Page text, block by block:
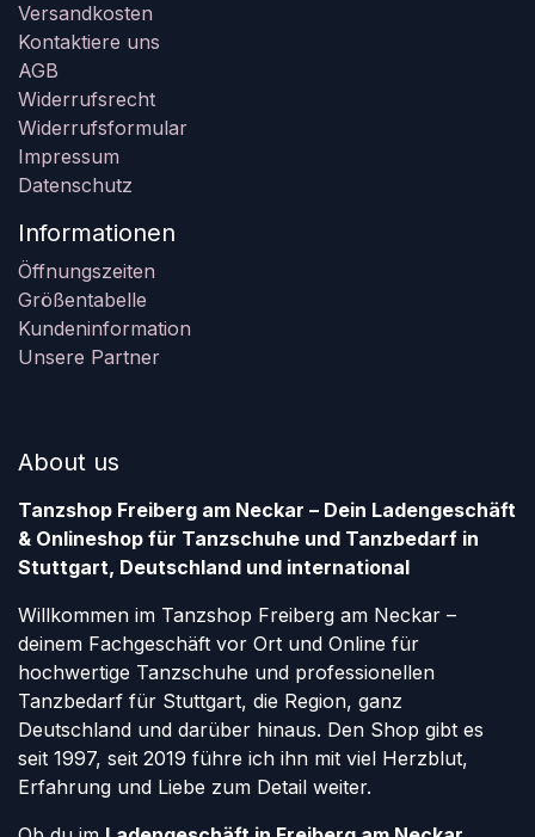
Versandkosten
Kontaktiere uns
AGB
Widerrufsrecht
Widerrufsformular
Impressum
Datenschutz
Informationen
Öffnungszeiten
Größentabelle
Kundeninformation
Unsere Partner
About us
Tanzshop Freiberg am Neckar – Dein Ladengeschäft
& Onlineshop für Tanzschuhe und Tanzbedarf in
Stuttgart, Deutschland und international
Willkommen im Tanzshop Freiberg am Neckar –
deinem Fachgeschäft vor Ort und Online für
hochwertige Tanzschuhe und professionellen
Tanzbedarf für Stuttgart, die Region, ganz
Deutschland und darüber hinaus. Den Shop gibt es
seit 1997, seit 2019 führe ich ihn mit viel Herzblut,
Erfahrung und Liebe zum Detail weiter.